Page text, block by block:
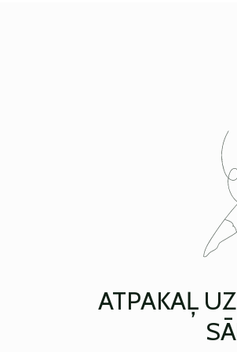
ATPAKAĻ